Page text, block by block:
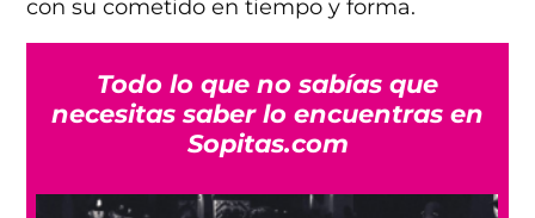
con su cometido en tiempo y forma.
Todo lo que no sabías que
necesitas saber lo encuentras en
Sopitas.com